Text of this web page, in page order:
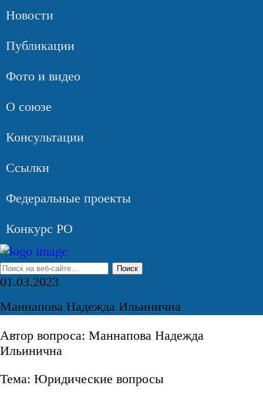
Новости
Публикации
Фото и видео
О союзе
Консультации
Ссылки
Федеральные проекты
Конкурс РО
01.03.2023
Маннапова Надежда Ильинична
Автор вопроса: Маннапова Надежда
Ильинична
Тема: Юридические вопросы